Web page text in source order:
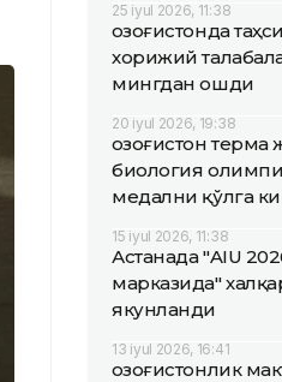
25 iyul 2026, 11:38
Қозоғистонда
хорижий
мингдан ошди
20 iyul 2026, 19:38
Қозоғистон
биология
медални қўлга
15 iyul 2026, 11:38
Астанада "AIU
марказида"
якунланди
13 iyul 2026, 16:41
Қозоғистонлик